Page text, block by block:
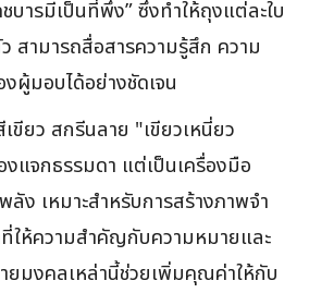
บารมีเป็นที่พึ่ง” ซึ่งทำให้ถุงแต่ละใบ
สามารถสื่อสารความรู้สึก ความ
งผู้มอบได้อย่างชัดเจน
ขียว สกรีนลาย "เขียวเหนี่ยว
แจกธรรมดา แต่เป็นเครื่องมือ
ง เหมาะสำหรับการสร้างภาพจำ
ให้ความสำคัญกับความหมายและ
ยมงคลเหล่านี้ช่วยเพิ่มคุณค่าให้กับ